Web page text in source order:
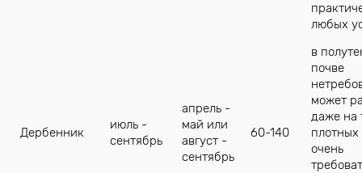
любых
Дербенник
июль -
сентябрь
апрель -
май или
август -
сентябрь
60-140
в
почве
может
даже на
плотных
очень